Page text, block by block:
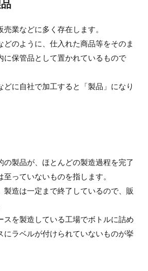
業などに多く存在します。
どのように、仕入れた商品等をそのま
に保管品として置かれているもので
どに自社で加工すると「製品」になり
の製品が、ほとんどの製造過程を完了
っていないものを指します。
製造は一定まで終了しているので、販
スを製造している工場でボトルに詰め
にラベルが付けられていないものが挙